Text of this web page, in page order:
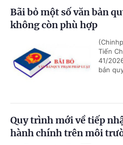
Bãi bỏ một số văn bản
không còn phù hợp
Tiến
41/
bản
Quy trình mới về tiếp
hành chính trên môi